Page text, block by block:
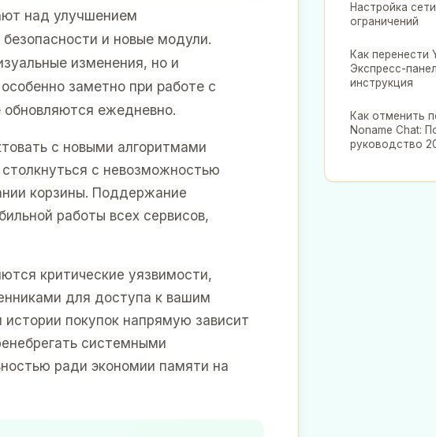
над улучшением
и новые модули.
изменения, но и
заметно при работе с
обновляются ежедневно.
с новыми алгоритмами
с невозможностью
корзины. Поддержание
работы всех сервисов,
критические уязвимости,
для доступа к вашим
покупок напрямую зависит
системными
ради экономии памяти на
Настройка
ограничений
Как перенести
Экспресс-
инструкция
Как отменить
Noname Chat:
руководство